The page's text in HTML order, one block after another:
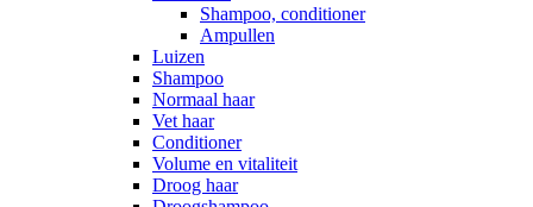
Shampoo, conditioner
Ampullen
Luizen
Shampoo
Normaal haar
Vet haar
Conditioner
Volume en vitaliteit
Droog haar